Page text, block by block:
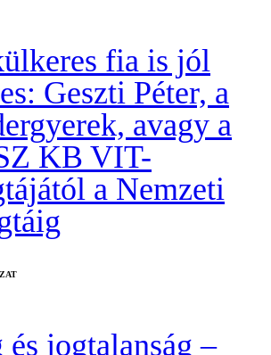
fia is jól
Geszti Péter, a
avagy a
KB VIT-
a Nemzeti
és jogtalanság –